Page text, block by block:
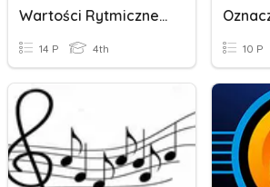
Wartości Rytmiczne Nut I Pauz - Lekcja 1
14 P 4th 10 P